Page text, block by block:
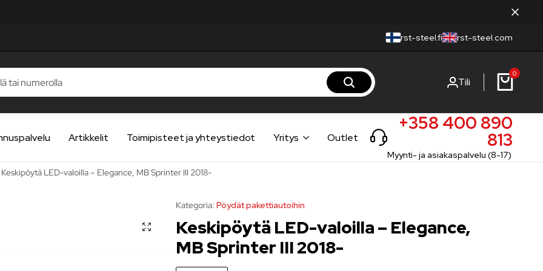
rst-steel.fi rst-steel.com
Tili
0
Artikkelit Toimipisteet ja yhteystiedot Yritys Outlet
+358 400 890
813
Myynti- ja asiakaspalvelu (8-17)
Keskipöytä LED-valoilla – Elegance, MB Sprinter III 2018-
Kategoria: Pöydät pakettiautoihin
Keskipöytä LED-valoilla – Elegance,
MB Sprinter III 2018-